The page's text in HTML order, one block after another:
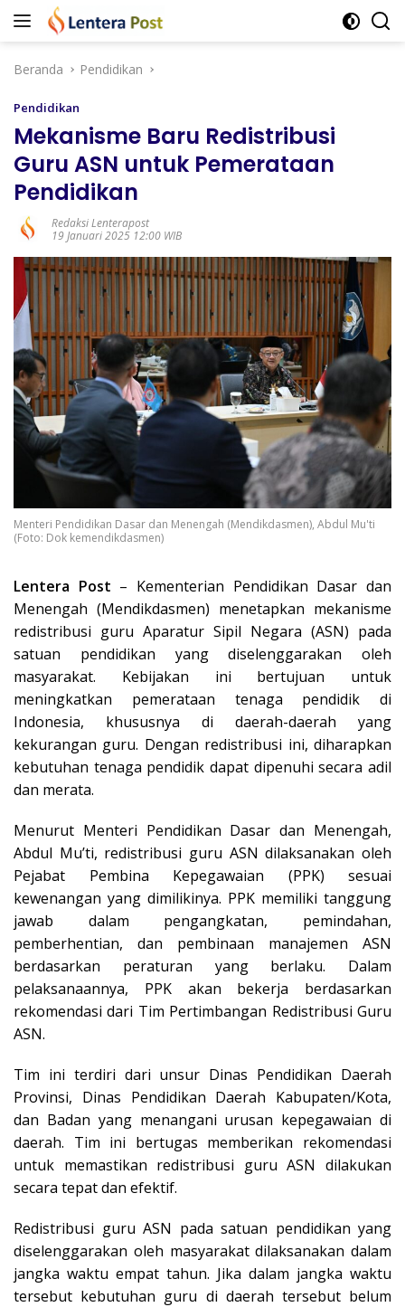
Langsung
Beranda
Pendidikan
Pendidikan
Mekanisme Baru Redistribusi
Guru ASN untuk Pemerataan
Pendidikan
Redaksi Lenterapost
19 Januari 2025 12:00 WIB
Menteri Pendidikan Dasar dan Menengah (Mendikdasmen), Abdul Mu'ti
(Foto: Dok kemendikdasmen)
Lentera Post – Kementerian Pendidikan Dasar dan
Menengah (Mendikdasmen) menetapkan mekanisme
redistribusi guru Aparatur Sipil Negara (ASN) pada
satuan pendidikan yang diselenggarakan oleh
masyarakat. Kebijakan ini bertujuan untuk
meningkatkan pemerataan tenaga pendidik di
Indonesia, khususnya di daerah-daerah yang
kekurangan guru. Dengan redistribusi ini, diharapkan
kebutuhan tenaga pendidik dapat dipenuhi secara adil
dan merata.
Menurut Menteri Pendidikan Dasar dan Menengah,
Abdul Mu’ti, redistribusi guru ASN dilaksanakan oleh
Pejabat Pembina Kepegawaian (PPK) sesuai
kewenangan yang dimilikinya. PPK memiliki tanggung
jawab dalam pengangkatan, pemindahan,
pemberhentian, dan pembinaan manajemen ASN
berdasarkan peraturan yang berlaku. Dalam
pelaksanaannya, PPK akan bekerja berdasarkan
rekomendasi dari Tim Pertimbangan Redistribusi Guru
ASN.
Tim ini terdiri dari unsur Dinas Pendidikan Daerah
Provinsi, Dinas Pendidikan Daerah Kabupaten/Kota,
dan Badan yang menangani urusan kepegawaian di
daerah. Tim ini bertugas memberikan rekomendasi
untuk memastikan redistribusi guru ASN dilakukan
secara tepat dan efektif.
Redistribusi guru ASN pada satuan pendidikan yang
diselenggarakan oleh masyarakat dilaksanakan dalam
jangka waktu empat tahun. Jika dalam jangka waktu
tersebut kebutuhan guru di daerah tersebut belum